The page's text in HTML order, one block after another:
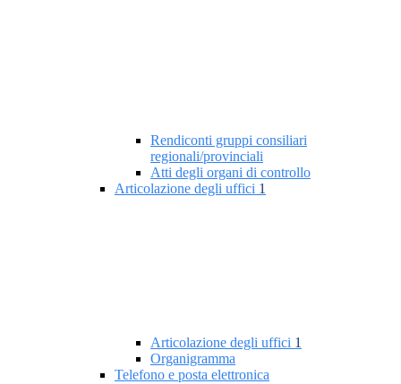
Rendiconti gruppi consiliari
regionali/provinciali
Atti degli organi di controllo
Articolazione degli uffici 1
Articolazione degli uffici 1
Organigramma
Telefono e posta elettronica